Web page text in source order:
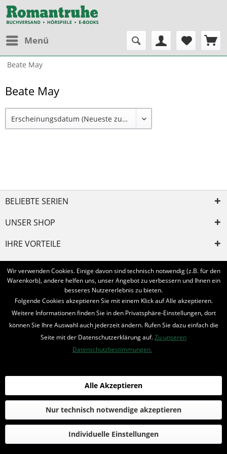
Menü
Beate May
Beate May
BELIEBTE SERIEN
UNSER SHOP
IHRE VORTEILE
INFORMIERT BLEIBEN
Bestellung widerrufen
* Alle Preise inkl. MwSt. und zzgl. Bearbeitungspauschale
© 2016-2022 Romantruhe - Buchversand, Joachim Otto
die profilschmiede - Internetagentur
Wir verwenden Cookies. Einige davon sind technisch notwendig (z.B. für den
Warenkorb), andere helfen uns, unser Angebot zu verbessern und Ihnen ein
besseres Nutzererlebnis zu bieten.
Folgende Cookies akzeptieren Sie mit einem Klick auf Alle akzeptieren.
Weitere Informationen finden Sie in den Privatsphäre-Einstellungen, dort
können Sie Ihre Auswahl auch jederzeit ändern. Rufen Sie dazu einfach die
Seite mit der Datenschutzerklärung auf.Zu unseren
Datenschutzbestimmungen.
Individuelle Einstellungen
Nur technisch notwendige akzeptieren
Alle Akzeptieren